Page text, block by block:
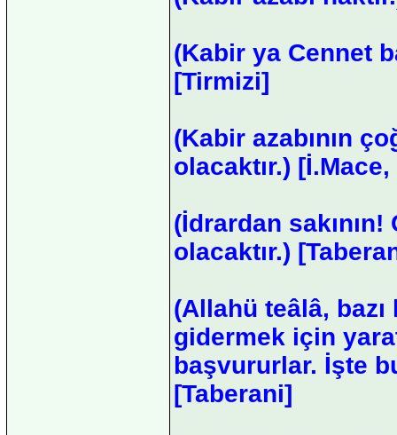
(Kabir ya Cennet
[Tirmizi]
(Kabir azabının
olacaktır.)
(İdrardan
olacaktır.)
(Allahü teâlâ,
gidermek için
başvururlar. İşte
[Taberani]